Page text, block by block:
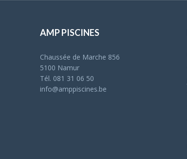
AMP PISCINES
Chaussée de Marche 856
5100 Namur
Tél. 081 31 06 50
info@amppiscines.be